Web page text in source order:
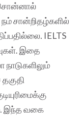
சொன்னால்
சான்றிதழ்களில்
IELTS
இதை
இந்த வகை